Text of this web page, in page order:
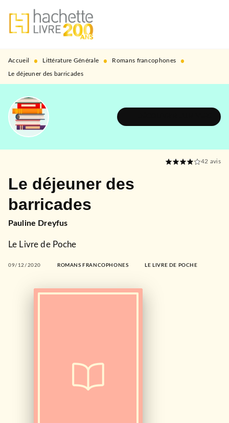
MENU RECHERCHE
PIED DE PAGE
Accueil • Littérature Générale • Romans francophones •
Le déjeuner des barricades
42 avis
Le déjeuner des
barricades
Pauline Dreyfus
Le Livre de Poche
09/12/2020 ROMANS FRANCOPHONES LE LIVRE DE POCHE